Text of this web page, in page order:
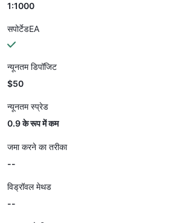
1:1000
सपोर्टेडEA
न्यूनतम डिपॉजिट
$50
न्यूनतम स्प्रेड
0.9 के रूप में कम
जमा करने का तरीका
--
विड्रॉवल मेथड
--